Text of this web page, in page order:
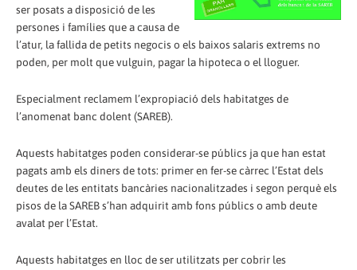
ser posats a disposició de les
persones i famílies que a causa de
l’atur, la fallida de petits negocis o els baixos salaris extrems no
poden, per molt que vulguin, pagar la hipoteca o el lloguer.
Especialment reclamem l’expropiació dels habitatges de
l’anomenat banc dolent (SAREB).
Aquests habitatges poden considerar-se públics ja que han estat
pagats amb els diners de tots: primer en fer-se càrrec l’Estat dels
deutes de les entitats bancàries nacionalitzades i segon perquè els
pisos de la SAREB s’han adquirit amb fons públics o amb deute
avalat per l’Estat.
Aquests habitatges en lloc de ser utilitzats per cobrir les